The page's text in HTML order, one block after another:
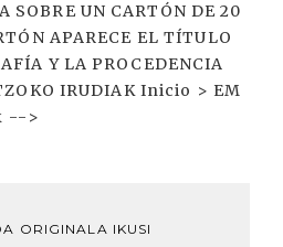
SOBRE UN CARTÓN DE 20
APARECE EL TÍTULO
Y LA PROCEDENCIA
IRUDIAK Inicio > EM
-->
ORIGINALA IKUSI